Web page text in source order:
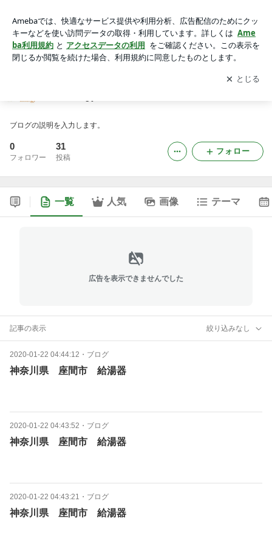
アプリをダウンロードして ブログの更新通知
を受け取りまし
ょう。
開く
ブログの説明を入力します。
0
フォロワー
31
投稿
フォロー
一覧 人気 画像 テーマ
広告を表示できませんでした
記事の表示 絞り込みなし
2020-01-22 04:44:12 ・ ブログ
神奈川県 座間市 給湯器
2020-01-22 04:43:52 ・ ブログ
神奈川県 座間市 給湯器
2020-01-22 04:43:21 ・ ブログ
神奈川県 座間市 給湯器